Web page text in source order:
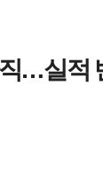
…실적